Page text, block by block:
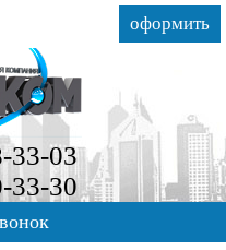
оформить
33-03
33-30